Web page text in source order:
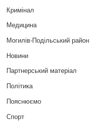
Кримінал
Медицина
Могилів-Подільський район
Новини
Партнерський матеріал
Політика
Пояснюємо
Спорт